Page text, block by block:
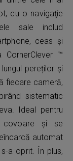
cu o navigaţie
sale includ
ceas și
™
pereților și
fiecare cameră,
sistematic
Ideal pentru
covoare și se
automat
a oprit. În plus,